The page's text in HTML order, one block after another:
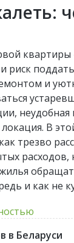
квартиры
риск
и
неудобная
В
трезво
расходов,
и как не
для жизни.
пройти весь
и
в Беларуси